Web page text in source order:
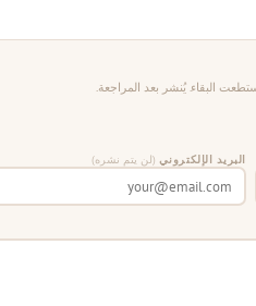
البقاء. يُنشر بعد المراجعة.
البريد الإلكتروني (لن يتم نشره)